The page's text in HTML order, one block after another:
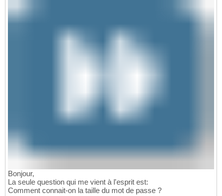
Bonjour,
La seule question qui me vient à l'esprit est:
Comment connait-on la taille du mot de passe ?